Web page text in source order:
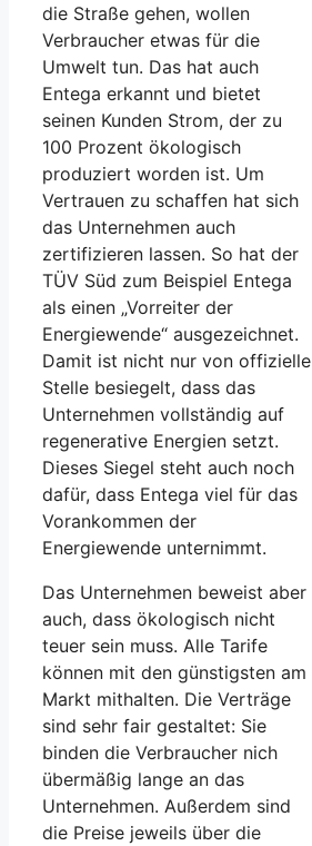
die Straße gehen, wollen
Verbraucher etwas für die
Umwelt tun. Das hat auch
Entega erkannt und bietet
seinen Kunden Strom, der zu
100 Prozent ökologisch
produziert worden ist. Um
Vertrauen zu schaffen hat sich
das Unternehmen auch
zertifizieren lassen. So hat der
TÜV Süd zum Beispiel Entega
als einen „Vorreiter der
Energiewende“ ausgezeichnet.
Damit ist nicht nur von offizielle
Stelle besiegelt, dass das
Unternehmen vollständig auf
regenerative Energien setzt.
Dieses Siegel steht auch noch
dafür, dass Entega viel für das
Vorankommen der
Energiewende unternimmt.
Das Unternehmen beweist aber
auch, dass ökologisch nicht
teuer sein muss. Alle Tarife
können mit den günstigsten am
Markt mithalten. Die Verträge
sind sehr fair gestaltet: Sie
binden die Verbraucher nich
übermäßig lange an das
Unternehmen. Außerdem sind
die Preise jeweils über die